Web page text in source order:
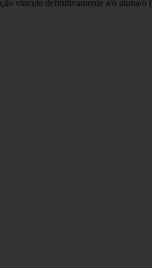
vincule definitivamente a/o aluna/o (